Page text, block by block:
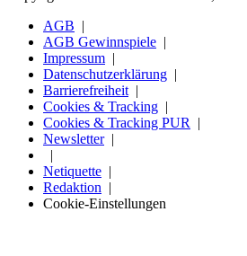
AGB
AGB Gewinnspiele
Impressum
Datenschutzerklärung
Barrierefreiheit
Cookies & Tracking
Cookies & Tracking PUR
Newsletter
Netiquette
Redaktion
Cookie-Einstellungen